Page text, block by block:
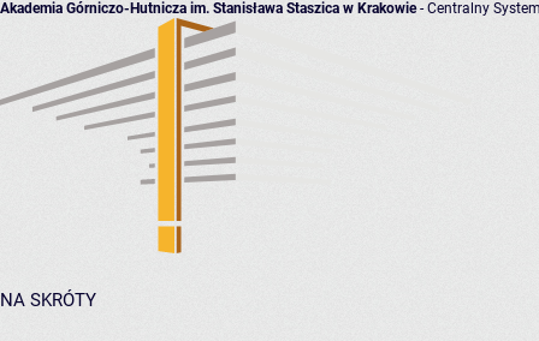
Akademia Górniczo-Hutnicza im. Stanisława Staszica w Krakowie- Centralny
NA SKRÓTY